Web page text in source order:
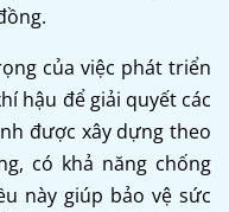
của việc phát triển
hậu để giải quyết các
được xây dựng theo
có khả năng chống
này giúp bảo vệ sức